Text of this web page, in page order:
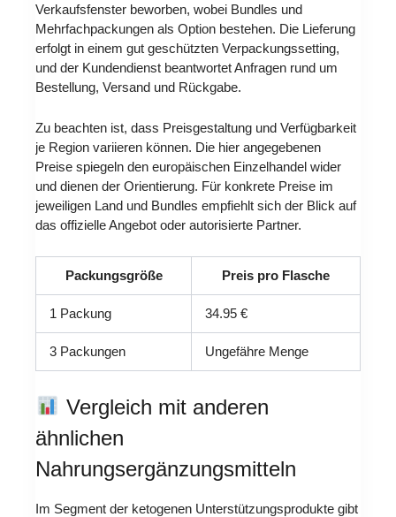
Verkaufsfenster beworben, wobei Bundles und
Mehrfachpackungen als Option bestehen. Die Lieferung
erfolgt in einem gut geschützten Verpackungssetting,
und der Kundendienst beantwortet Anfragen rund um
Bestellung, Versand und Rückgabe.
Zu beachten ist, dass Preisgestaltung und Verfügbarkeit
je Region variieren können. Die hier angegebenen
Preise spiegeln den europäischen Einzelhandel wider
und dienen der Orientierung. Für konkrete Preise im
jeweiligen Land und Bundles empfiehlt sich der Blick auf
das offizielle Angebot oder autorisierte Partner.
Packungsgröße Preis pro Flasche
1 Packung 34.95 €
3 Packungen Ungefähre Menge
Vergleich mit anderen
ähnlichen
Nahrungsergänzungsmitteln
Im Segment der ketogenen Unterstützungsprodukte gibt